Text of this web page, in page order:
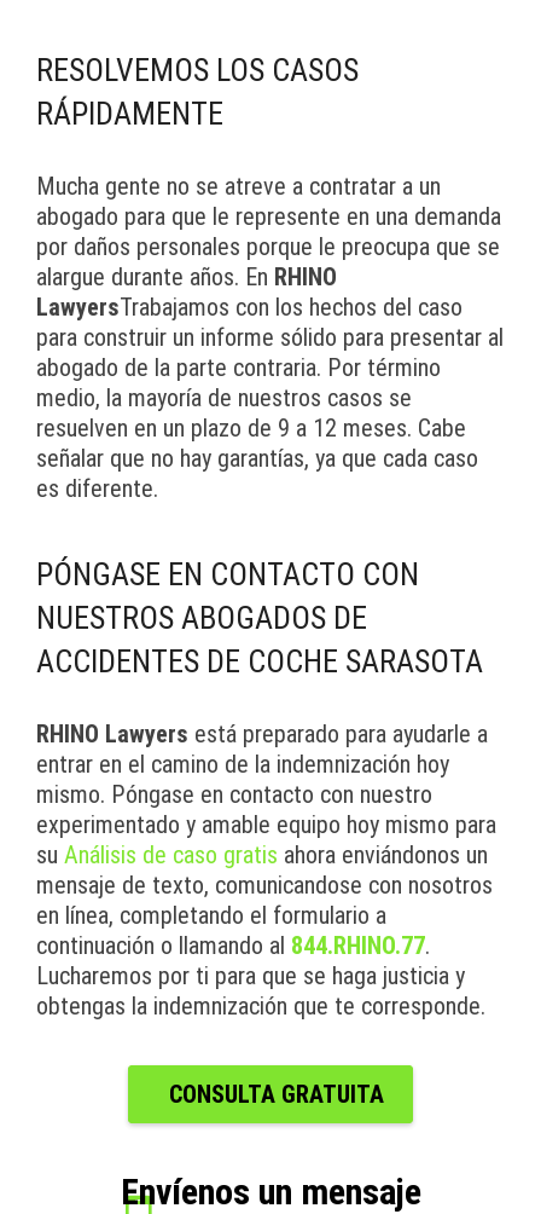
RESOLVEMOS LOS CASOS
RÁPIDAMENTE
Mucha gente no se atreve a contratar a un
abogado para que le represente en una demanda
por daños personales porque le preocupa que se
alargue durante años. En RHINO
LawyersTrabajamos con los hechos del caso
para construir un informe sólido para presentar al
abogado de la parte contraria. Por término
medio, la mayoría de nuestros casos se
resuelven en un plazo de 9 a 12 meses. Cabe
señalar que no hay garantías, ya que cada caso
es diferente.
PÓNGASE EN CONTACTO CON
NUESTROS ABOGADOS DE
ACCIDENTES DE COCHE SARASOTA
RHINO Lawyers está preparado para ayudarle a
entrar en el camino de la indemnización hoy
mismo. Póngase en contacto con nuestro
experimentado y amable equipo hoy mismo para
su Análisis de caso gratis ahora enviándonos un
mensaje de texto, comunicandose con nosotros
en línea, completando el formulario a
continuación o llamando al 844.RHINO.77.
Lucharemos por ti para que se haga justicia y
obtengas la indemnización que te corresponde.
CONSULTA GRATUITA
Envíenos un mensaje